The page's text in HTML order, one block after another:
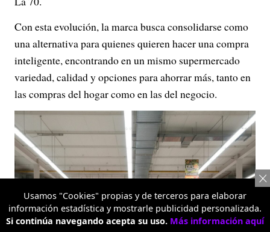
Con esta evolución, la marca busca consolidarse como
una alternativa para quienes quieren hacer una compra
inteligente, encontrando en un mismo supermercado
variedad, calidad y opciones para ahorrar más, tanto en
las compras del hogar como en las del negocio.
Usamos "Cookies" propias y de terceros para elaborar
información estadística y mostrarle publicidad personalizada.
Si continúa navegando acepta su uso. Más información aquí